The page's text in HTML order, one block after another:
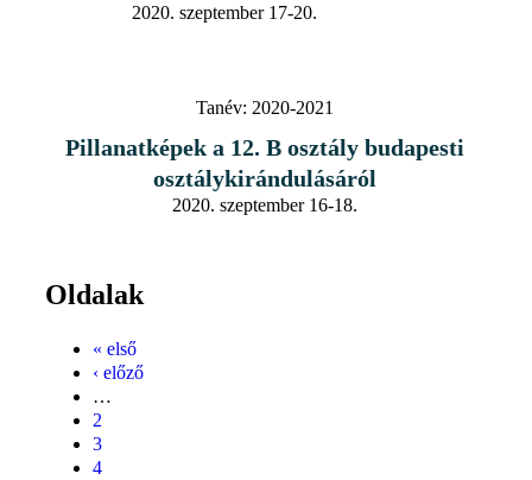
2020. szeptember 17-20.
Tanév: 2020-2021
Pillanatképek a 12. B osztály budapesti
osztálykirándulásáról
2020. szeptember 16-18.
Oldalak
« első
‹ előző
…
2
3
4